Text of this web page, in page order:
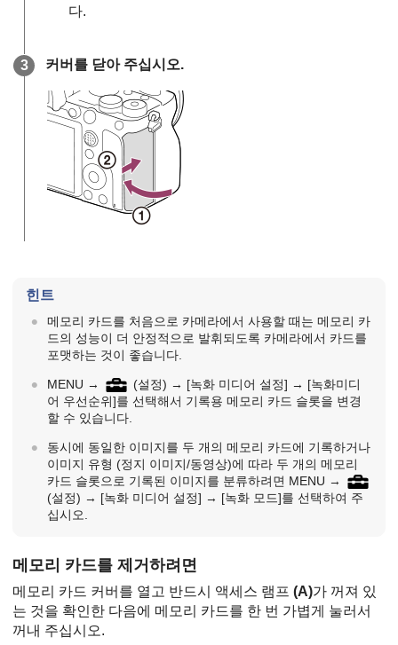
다.
커버를 닫아 주십시오.
힌트
메모리 카드를 처음으로 카메라에서 사용할 때는 메모리 카
드의 성능이 더 안정적으로 발휘되도록 카메라에서 카드를
포맷하는 것이 좋습니다.
MENU → (설정) → [녹화 미디어 설정] → [녹화미디
어 우선순위]를 선택해서 기록용 메모리 카드 슬롯을 변경
할 수 있습니다.
동시에 동일한 이미지를 두 개의 메모리 카드에 기록하거나
이미지 유형 (정지 이미지/동영상)에 따라 두 개의 메모리
카드 슬롯으로 기록된 이미지를 분류하려면 MENU →
(설정) → [녹화 미디어 설정] → [녹화 모드]를 선택하여 주
십시오.
메모리 카드를 제거하려면
메모리 카드 커버를 열고 반드시 액세스 램프 (A)가 꺼져 있
는 것을 확인한 다음에 메모리 카드를 한 번 가볍게 눌러서
꺼내 주십시오.